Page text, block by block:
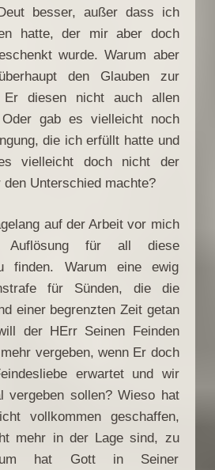
besser, außer dass ich
hatte, der mir aber doch
wurde. Warum aber
den Glauben zur
Er diesen nicht auch allen
gab es vielleicht noch
die ich erfüllt hatte und
vielleicht doch nicht der
den Unterschied machte?
auf der Arbeit vor mich
für all diese
finden. Warum eine ewig
für Sünden, die die
einer begrenzten Zeit getan
der HErr Seinen Feinden
vergeben, wenn Er doch
erwartet und wir
vergeben sollen? Wieso hat
vollkommen geschaffen,
mehr in der Lage sind, zu
hat Gott in Seiner